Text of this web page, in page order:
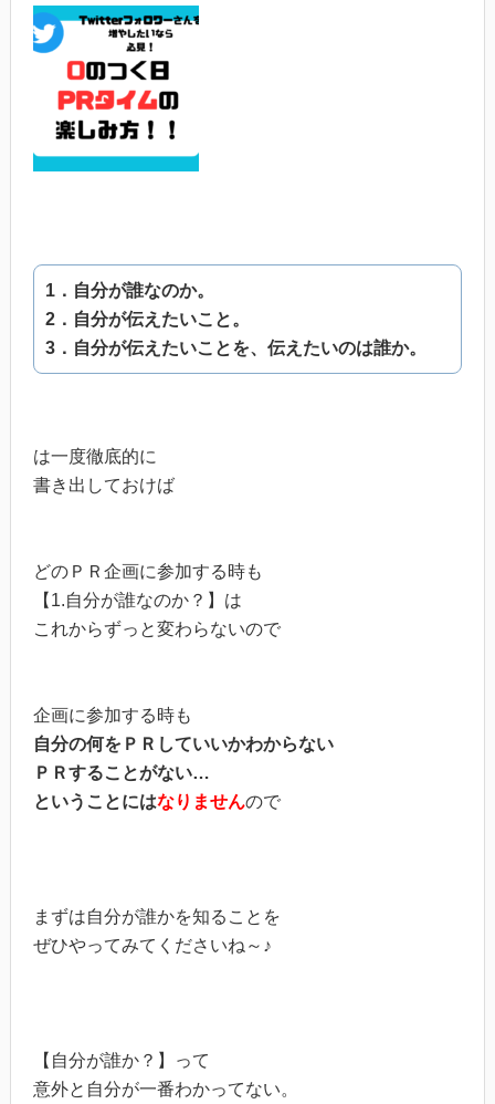
1．自分が誰なのか。
2．自分が伝えたいこと。
3．自分が伝えたいことを、伝えたいのは誰か。
は一度徹底的に
書き出しておけば
どのＰＲ企画に参加する時も
【1.自分が誰なのか？】は
これからずっと変わらないので
企画に参加する時も
自分の何をＰＲしていいかわからない
ＰＲすることがない…
ということにはなりませんので
まずは自分が誰かを知ることを
ぜひやってみてくださいね～♪
【自分が誰か？】って
意外と自分が一番わかってない。